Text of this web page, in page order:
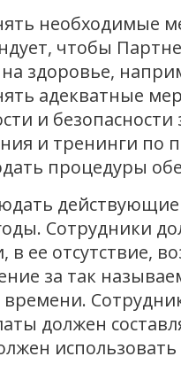
необходимые
чтобы
здоровье,
адекватные
и
и тренинги по
процедуры
Сотрудники
в ее отсутствие,
за так
времени.
должен